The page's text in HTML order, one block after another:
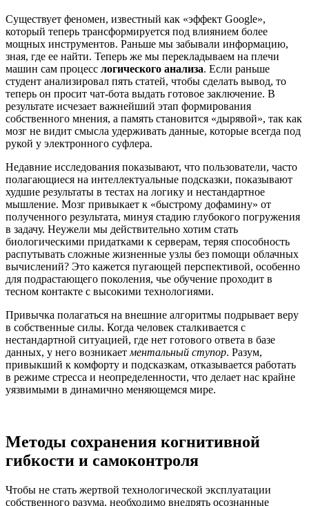
Существует феномен, известный как «эффект Google»,
который теперь трансформируется под влиянием более
мощных инструментов. Раньше мы забывали информацию,
зная, где ее найти. Теперь же мы перекладываем на плечи
машин сам процесс логического анализа. Если раньше
студент анализировал пять статей, чтобы сделать вывод, то
теперь он просит чат-бота выдать готовое заключение. В
результате исчезает важнейший этап формирования
собственного мнения, а память становится «дырявой», так как
мозг не видит смысла удерживать данные, которые всегда под
рукой у электронного суфлера.
Недавние исследования показывают, что пользователи, часто
полагающиеся на интеллектуальные подсказки, показывают
худшие результаты в тестах на логику и нестандартное
мышление. Мозг привыкает к «быстрому дофамину» от
полученного результата, минуя стадию глубокого погружения
в задачу. Неужели мы действительно хотим стать
биологическими придатками к серверам, теряя способность
распутывать сложные жизненные узлы без помощи облачных
вычислений? Это кажется пугающей перспективой, особенно
для подрастающего поколения, чье обучение проходит в
тесном контакте с высокими технологиями.
Привычка полагаться на внешние алгоритмы подрывает веру
в собственные силы. Когда человек сталкивается с
нестандартной ситуацией, где нет готового ответа в базе
данных, у него возникает ментальный ступор. Разум,
привыкший к комфорту и подсказкам, отказывается работать
в режиме стресса и неопределенности, что делает нас крайне
уязвимыми в динамично меняющемся мире.
Методы сохранения когнитивной
гибкости и самоконтроля
Чтобы не стать жертвой технологической эксплуатации
собственного разума, необходимо внедрять осознанные